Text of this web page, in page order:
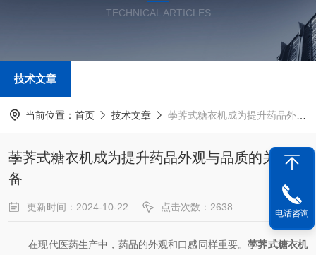
TECHNICAL ARTICLES
技术文章
当前位置： 首页 技术文章 荸荠式糖衣机成为提升药品外观与品质的关键设备
荸荠式糖衣机成为提升药品外观与品质的关键设
备
更新时间：2024-10-22 点击次数：2638
在现代医药生产中，药品的外观和口感同样重要。荸荠式糖衣机
电话咨询